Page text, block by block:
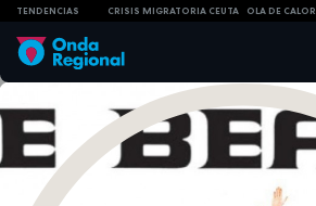
TENDENCIAS CRISIS MIGRATORIA CEUTA OLA DE CALOR